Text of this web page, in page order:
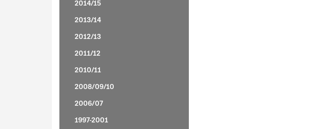
2014/15
2013/14
2012/13
2011/12
2010/11
2008/09/10
2006/07
1997-2001